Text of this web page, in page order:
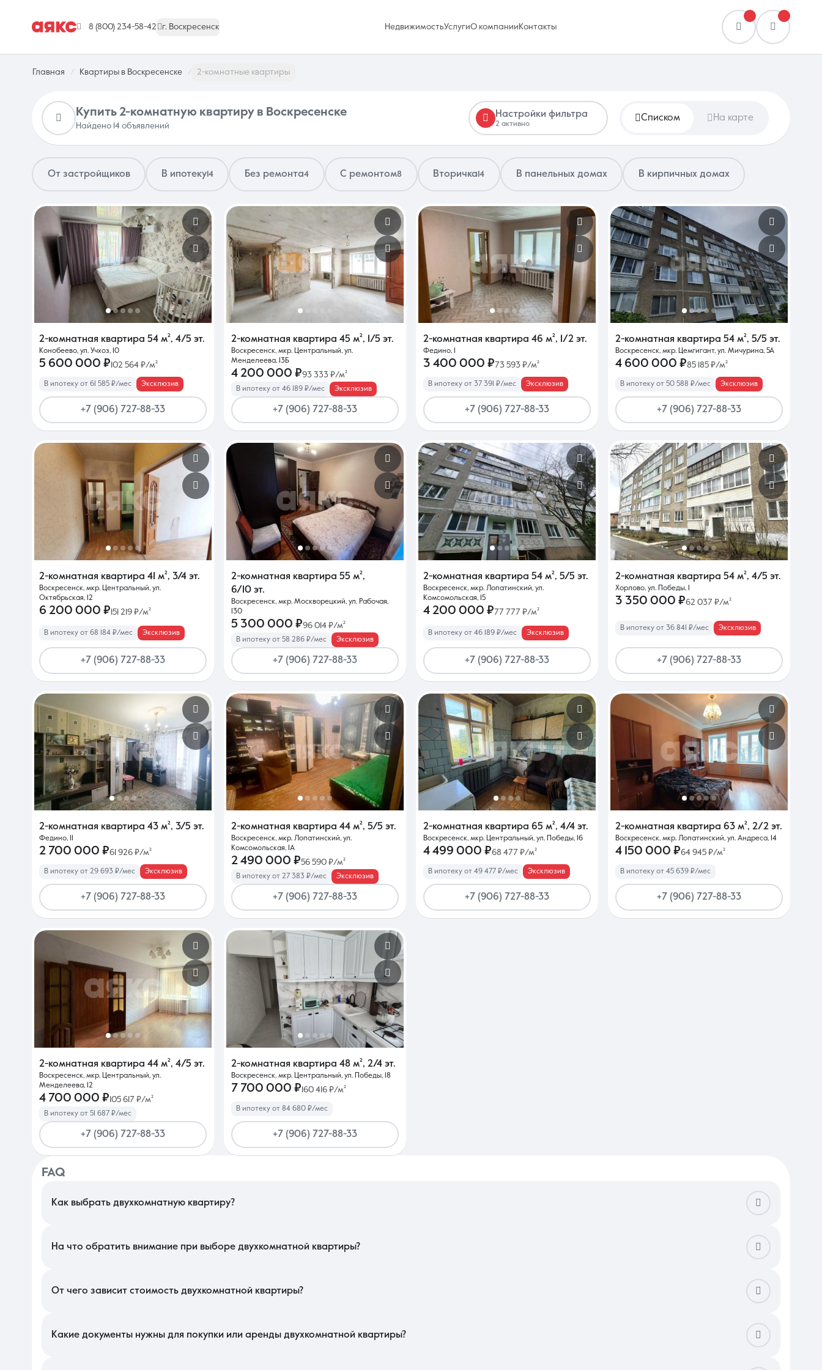
8 (800) 234-58-42 г. Воскресенск НедвижимостьУслугиО компании Контакты
Избранное Сравнение
Недвижимость Услуги
О компании Контакты
8 (861) 297-00-00
Ежедневно с 08:30 до 20:00
Главная Квартиры в Воскресенске 2-комнатные квартиры
Купить 2-комнатную квартиру в Воскресенске
Найдено 14 объявлений
Настройки фильтра
2 активно
Списком На карте
От застройщиков В ипотеку14 Без ремонта4 С ремонтом8 Вторичка14 В панельных домах В кирпичных домах
2-комнатная квартира 54 м², 4/5 эт.
Конобеево, ул. Учхоз, 10
5 600 000 ₽ 102 564 ₽/м²
В ипотеку от 61 585 ₽/мес Эксклюзив
+7 (906) 727-88-33
2-комнатная квартира 45 м², 1/5 эт.
Воскресенск, мкр. Центральный, ул.
Менделеева, 13Б
4 200 000 ₽93 333 ₽/м²
В ипотеку от 46 189 ₽/мес Эксклюзив
+7 (906) 727-88-33
2-комнатная квартира 46 м², 1/2 эт.
Федино, 1
3 400 000 ₽73 593 ₽/м²
В ипотеку от 37 391 ₽/мес Эксклюзив
+7 (906) 727-88-33
2-комнатная квартира 54 м², 5/5 эт.
Воскресенск, мкр. Цемгигант, ул. Мичурина, 5А
4 600 000 ₽85 185 ₽/м²
В ипотеку от 50 588 ₽/мес Эксклюзив
+7 (906) 727-88-33
2-комнатная квартира 41 м², 3/4 эт.
Воскресенск, мкр. Центральный, ул.
Октябрьская, 12
6 200 000 ₽151 219 ₽/м²
В ипотеку от 68 184 ₽/мес Эксклюзив
+7 (906) 727-88-33
2-комнатная квартира 55 м²,
6/10 эт.
Воскресенск, мкр. Москворецкий, ул. Рабочая,
130
5 300 000 ₽96 014 ₽/м²
В ипотеку от 58 286 ₽/мес Эксклюзив
+7 (906) 727-88-33
2-комнатная квартира 54 м², 5/5 эт.
Воскресенск, мкр. Лопатинский, ул.
Комсомольская, 15
4 200 000 ₽77 777 ₽/м²
В ипотеку от 46 189 ₽/мес Эксклюзив
+7 (906) 727-88-33
2-комнатная квартира 54 м², 4/5 эт.
Хорлово, ул. Победы, 1
3 350 000 ₽62 037 ₽/м²
В ипотеку от 36 841 ₽/мес Эксклюзив
+7 (906) 727-88-33
2-комнатная квартира 43 м², 3/5 эт.
Федино, 11
2 700 000 ₽61 926 ₽/м²
В ипотеку от 29 693 ₽/мес Эксклюзив
+7 (906) 727-88-33
2-комнатная квартира 44 м², 5/5 эт.
Воскресенск, мкр. Лопатинский, ул.
Комсомольская, 1А
2 490 000 ₽56 590 ₽/м²
В ипотеку от 27 383 ₽/мес Эксклюзив
+7 (906) 727-88-33
2-комнатная квартира 65 м², 4/4 эт.
Воскресенск, мкр. Центральный, ул. Победы, 16
4 499 000 ₽68 477 ₽/м²
В ипотеку от 49 477 ₽/мес Эксклюзив
+7 (906) 727-88-33
2-комнатная квартира 63 м², 2/2 эт.
Воскресенск, мкр. Лопатинский, ул. Андреса, 14
4 150 000 ₽64 945 ₽/м²
В ипотеку от 45 639 ₽/мес
+7 (906) 727-88-33
2-комнатная квартира 44 м², 4/5 эт.
Воскресенск, мкр. Центральный, ул.
Менделеева, 12
4 700 000 ₽105 617 ₽/м²
В ипотеку от 51 687 ₽/мес
+7 (906) 727-88-33
2-комнатная квартира 48 м², 2/4 эт.
Воскресенск, мкр. Центральный, ул. Победы, 18
7 700 000 ₽160 416 ₽/м²
В ипотеку от 84 680 ₽/мес
+7 (906) 727-88-33
FAQ
Как выбрать двухкомнатную квартиру?
На что обратить внимание при выборе двухкомнатной квартиры?
От чего зависит стоимость двухкомнатной квартиры?
Какие документы нужны для покупки или аренды двухкомнатной квартиры?